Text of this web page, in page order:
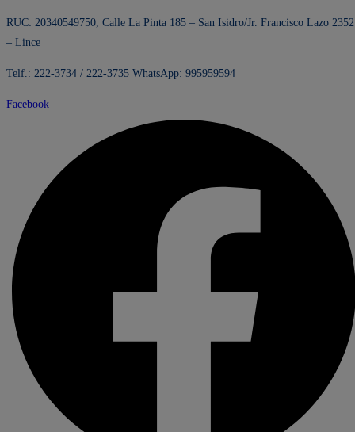
RUC: 20340549750, Calle La Pinta 185 – San Isidro/Jr. Francisco Lazo 2352
– Lince
Telf.: 222-3734 / 222-3735 WhatsApp: 995959594
Facebook